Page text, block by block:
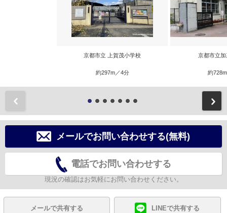
京都市立 上賀茂小学校
約297m／4分
京都市立
約
メールでお問い合わせする(無料)
電話でお問い合わせする
現況の確認はお気軽にお問い合わせください。
メールで共有する LINEで共有する